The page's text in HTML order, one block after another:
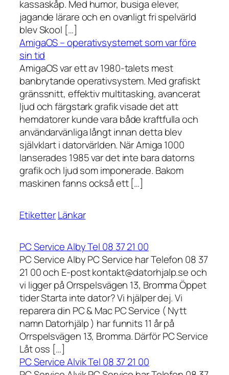
kassaskåp. Med humor, busiga elever,
jagande lärare och en ovanligt fri spelvärld
blev Skool […]
AmigaOS – operativsystemet som var före
sin tid
AmigaOS var ett av 1980-talets mest
banbrytande operativsystem. Med grafiskt
gränssnitt, effektiv multitasking, avancerat
ljud och färgstark grafik visade det att
hemdatorer kunde vara både kraftfulla och
användarvänliga långt innan detta blev
självklart i datorvärlden. När Amiga 1000
lanserades 1985 var det inte bara datorns
grafik och ljud som imponerade. Bakom
maskinen fanns också ett […]
EtiketterLänkar
PC Service Alby Tel 08 37 21 00
PC Service Alby PC Service har Telefon 08 37
21 00 och E-post kontakt@datorhjalp.se och
vi ligger på Orrspelsvägen 13, Bromma Öppet
tider Starta inte dator? Vi hjälper dej. Vi
reparera din PC & Mac PC Service ( Nytt
namn Datorhjälp ) har funnits 11 år på
Orrspelsvägen 13, Bromma. Därför PC Service
Låt oss […]
PC Service Alvik Tel 08 37 21 00